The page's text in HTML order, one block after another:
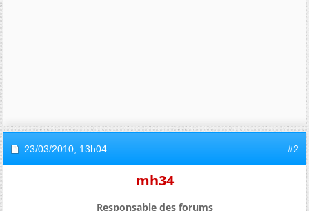
23/03/2010, 13h04 #2
mh34
Responsable des forums